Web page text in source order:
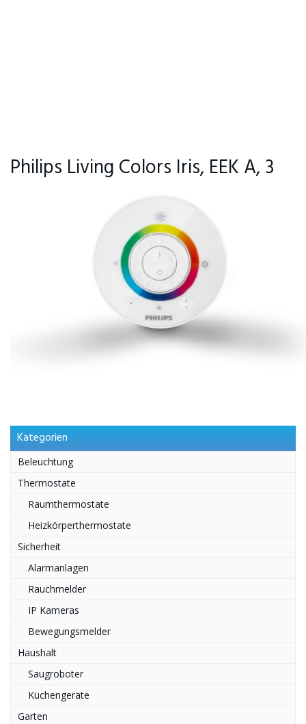
Philips Living Colors Iris, EEK A, 3
Kategorien
Beleuchtung
Thermostate
Raumthermostate
Heizkörperthermostate
Sicherheit
Alarmanlagen
Rauchmelder
IP Kameras
Bewegungsmelder
Haushalt
Saugroboter
Küchengeräte
Garten